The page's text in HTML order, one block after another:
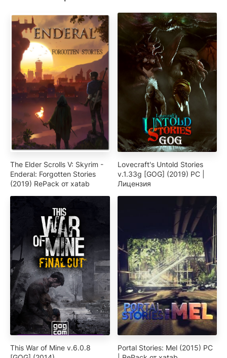
The Elder Scrolls V: Skyrim -
Enderal: Forgotten Stories
(2019) RePack от xatab
Lovecraft's Untold Stories
v.1.33g [GOG] (2019) PC |
Лицензия
This War of Mine v.6.0.8
Portal Stories: Mel (2015) PC